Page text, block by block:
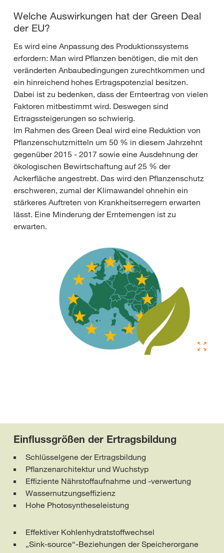
Welche Auswirkungen hat der Green Deal
der EU?
Es wird eine Anpassung des Produktionssystems
erfordern: Man wird Pflanzen benötigen, die mit den
veränderten Anbaubedingungen zurechtkommen und
ein hinreichend hohes Ertragspotenzial besitzen.
Dabei ist zu bedenken, dass der Ernteertrag von vielen
Faktoren mitbestimmt wird. Deswegen sind
Ertragssteigerungen so schwierig.
Im Rahmen des Green Deal wird eine Reduktion von
Pflanzenschutzmitteln um 50 % in diesem Jahrzehnt
gegenüber 2015 - 2017 sowie eine Ausdehnung der
ökologischen Bewirtschaftung auf 25 % der
Ackerfläche angestrebt. Das wird den Pflanzenschutz
erschweren, zumal der Klimawandel ohnehin ein
stärkeres Auftreten von Krankheitserregern erwarten
lässt. Eine Minderung der Erntemengen ist zu
erwarten.
Einflussgrößen der Ertragsbildung
Schlüsselgene der Ertragsbildung
Pflanzenarchitektur und Wuchstyp
Effiziente Nährstoffaufnahme und -verwertung
Wassernutzungseffizienz
Hohe Photosyntheseleistung
Effektiver Kohlenhydratstoffwechsel
„Sink-source“-Beziehungen der Speicherorgane